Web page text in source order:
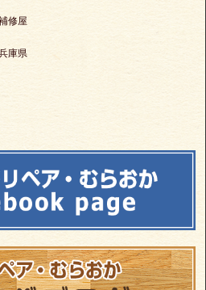
修屋
庫県